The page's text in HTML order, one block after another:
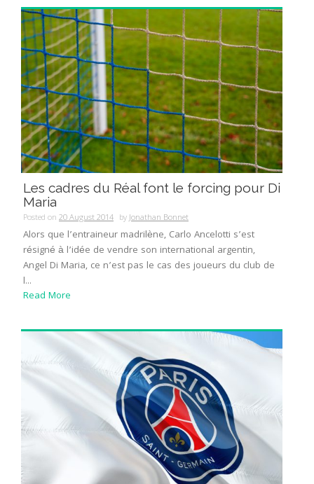
Les cadres du Réal font le forcing pour Di
Maria
Posted on 20 August 2014 byJonathan Bonnet
Alors que l’entraineur madrilène, Carlo Ancelotti s’est
résigné à l’idée de vendre son international argentin,
Angel Di Maria, ce n’est pas le cas des joueurs du club de
l...
Read More